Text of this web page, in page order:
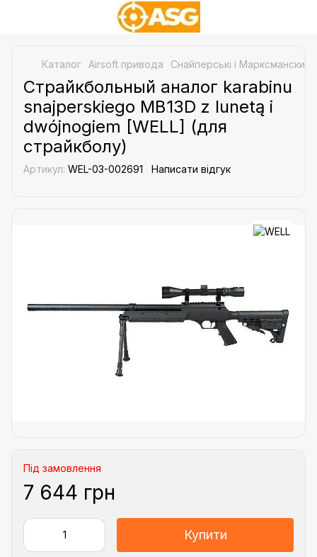
Каталог Airsoft привода Снайперські і Марксманские
Страйкбольный аналог karabinu
snajperskiego MB13D z lunetą i
dwójnogiem [WELL] (для
страйкболу)
Артикул: WEL-03-002691 Написати відгук
Під замовлення
7 644 грн
Купити